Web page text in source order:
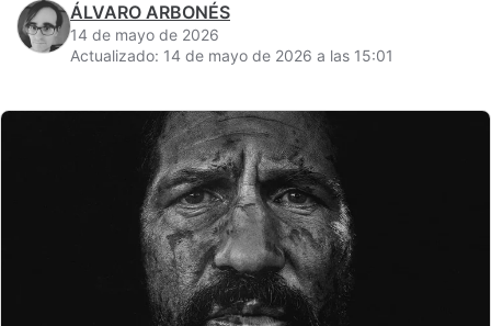
ÁLVARO ARBONÉS
14 de mayo de 2026
Actualizado: 14 de mayo de 2026 a las 15:01